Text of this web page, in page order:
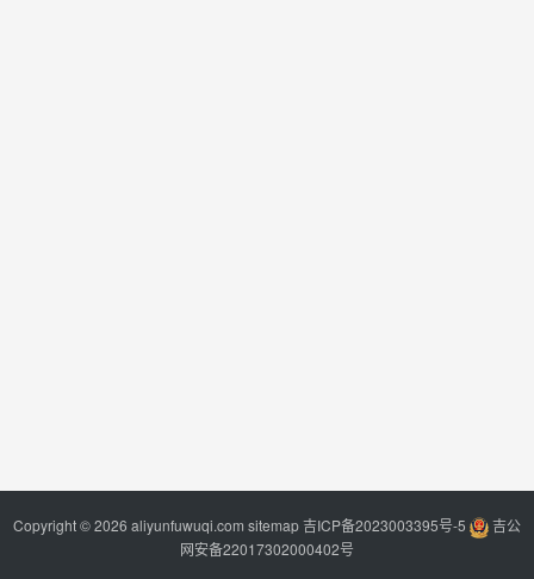
Copyright © 2026 aliyunfuwuqi.com sitemap吉ICP备2023003395号-5
吉公
网安备22017302000402号